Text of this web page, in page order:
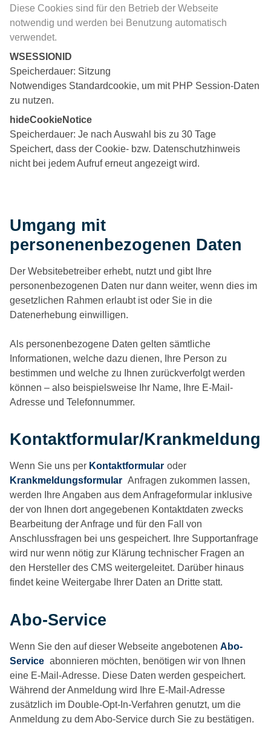
Diese Cookies sind für den Betrieb der Webseite
notwendig und werden bei Benutzung automatisch
verwendet.
WSESSIONID
Speicherdauer Sitzung
Notwendiges Standardcookie, um mit PHP Session-Daten
zu nutzen.
hideCookieNotice
Speicherdauer Je nach Auswahl bis zu 30 Tage
Speichert, dass der Cookie- bzw. Datenschutzhinweis
nicht bei jedem Aufruf erneut angezeigt wird.
Umgang mit
personenenbezogenen Daten
Der Websitebetreiber erhebt, nutzt und gibt Ihre
personenbezogenen Daten nur dann weiter, wenn dies im
gesetzlichen Rahmen erlaubt ist oder Sie in die
Datenerhebung einwilligen.
Als personenbezogene Daten gelten sämtliche
Informationen, welche dazu dienen, Ihre Person zu
bestimmen und welche zu Ihnen zurückverfolgt werden
können – also beispielsweise Ihr Name, Ihre E-Mail-
Adresse und Telefonnummer.
Kontaktformular/Krankmeldung
Wenn Sie uns per Kontaktformular oder
Krankmeldungsformular Anfragen zukommen lassen,
werden Ihre Angaben aus dem Anfrageformular inklusive
der von Ihnen dort angegebenen Kontaktdaten zwecks
Bearbeitung der Anfrage und für den Fall von
Anschlussfragen bei uns gespeichert. Ihre Supportanfrage
wird nur wenn nötig zur Klärung technischer Fragen an
den Hersteller des CMS weitergeleitet. Darüber hinaus
findet keine Weitergabe Ihrer Daten an Dritte statt.
Abo-Service
Wenn Sie den auf dieser Webseite angebotenen Abo-
Service abonnieren möchten, benötigen wir von Ihnen
eine E-Mail-Adresse. Diese Daten werden gespeichert.
Während der Anmeldung wird Ihre E-Mail-Adresse
zusätzlich im Double-Opt-In-Verfahren genutzt, um die
Anmeldung zu dem Abo-Service durch Sie zu bestätigen.